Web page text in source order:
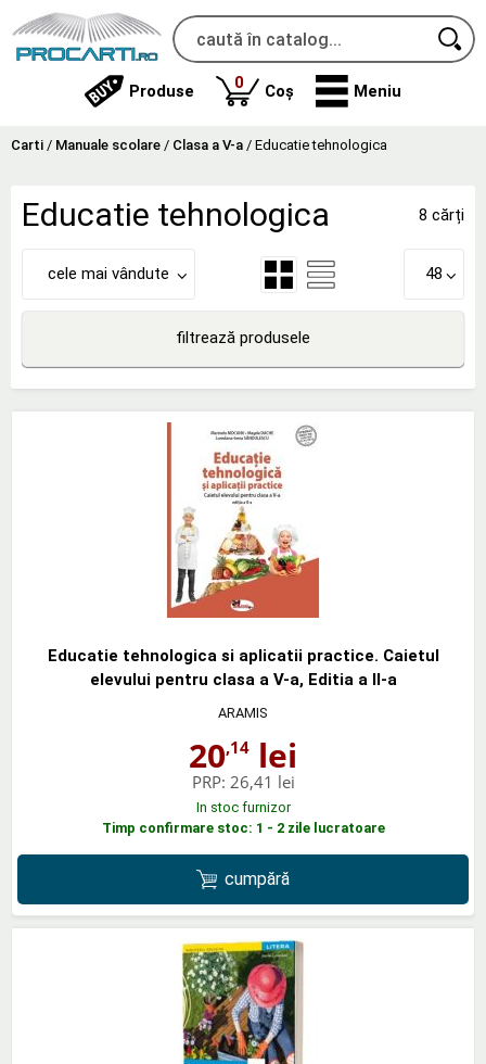
Produse 0produse
Coș Meniu
Carti / Manuale scolare / Clasa a V-a / Educatie tehnologica
Educatie tehnologica 8 cărți
cele mai vândute 48
filtrează produsele
Educatie tehnologica si aplicatii practice. Caietul
elevului pentru clasa a V-a, Editia a II-a
ARAMIS
20,14 lei
PRP: 26,41 lei
In stoc furnizor
Timp confirmare stoc: 1 - 2 zile lucratoare
cumpără